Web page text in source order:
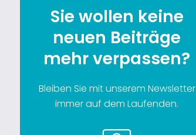
Sie wollen keine
neuen Beiträge
mehr verpassen?
Bleiben Sie mit unserem Newsletter
immer auf dem Laufenden.